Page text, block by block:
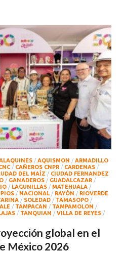
/ AQUISMON / ARMADILLO
/ CAÑEROS CNPR / CARDENAS /
DEL MAÍZ / CIUDAD FERNANDEZ
/ GANADEROS / GUADALCAZAR /
/ LAGUNILLAS / MATEHUALA /
/ NACIONAL / RAYÒN / RIOVERDE
/ SOLEDAD / TAMASOPO /
/ TAMPACAN / TAMPAMOLON /
/ TANQUIAN / VILLA DE REYES /
global en el
México 2026